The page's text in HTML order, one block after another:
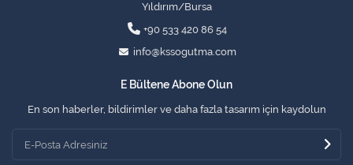
Yıldırım/Bursa
+90 533 420 86 54
info@kssogutma.com
E Bültene Abone Olun
En son haberler, bildirimler ve daha fazla tasarım için kaydolun